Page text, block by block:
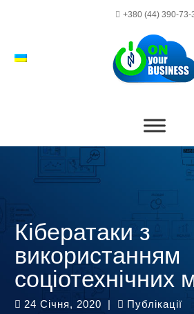
+380 (44) 390-73-
Кібератаки з
використанням
соціотехнічних
24 Січня, 2020 | Публікації